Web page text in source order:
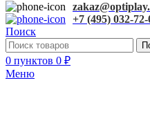
+7 (495) 032-72-
Поиск
0 пунктов 0 ₽
Меню